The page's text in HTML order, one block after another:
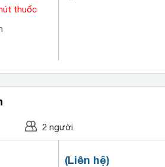
thuốc
2 người
(Liên hệ)